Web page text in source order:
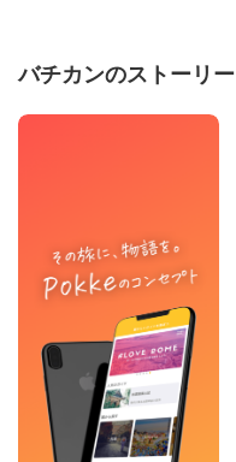
バチカンのストーリー